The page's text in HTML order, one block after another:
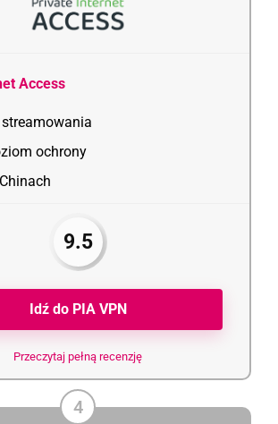
Access
ochrony
9.5
Idź do PIA VPN
Przeczytaj pełną recenzję
4